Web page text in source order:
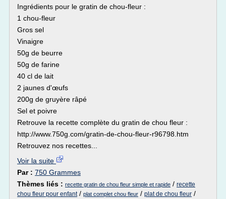
Ingrédients pour le gratin de chou-fleur :
1 chou-fleur
Gros sel
Vinaigre
50g de beurre
50g de farine
40 cl de lait
2 jaunes d'œufs
200g de gruyère râpé
Sel et poivre
Retrouve la recette complète du gratin de chou fleur :
http://www.750g.com/gratin-de-chou-fleur-r96798.htm
Retrouvez nos recettes...
Voir la suite
Par : 750 Grammes
Thèmes liés : recette gratin de chou fleur simple et rapide / recette
chou fleur pour enfant/ plat complet chou fleur / plat de chou fleur /